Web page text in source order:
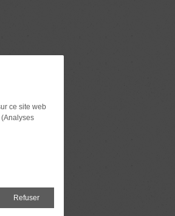
ce site web
Refuser